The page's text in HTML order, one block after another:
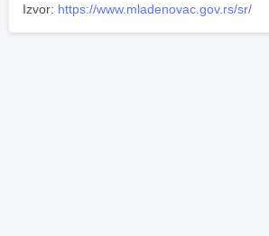
Izvor: https://www.mladenovac.gov.rs/sr/